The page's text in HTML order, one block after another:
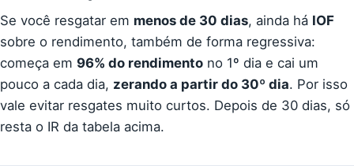
Se você resgatar em menos de 30 dias, ainda há IOF
sobre o rendimento, também de forma regressiva:
começa em 96% do rendimento no 1º dia e cai um
pouco a cada dia, zerando a partir do 30º dia. Por isso
vale evitar resgates muito curtos. Depois de 30 dias, só
resta o IR da tabela acima.